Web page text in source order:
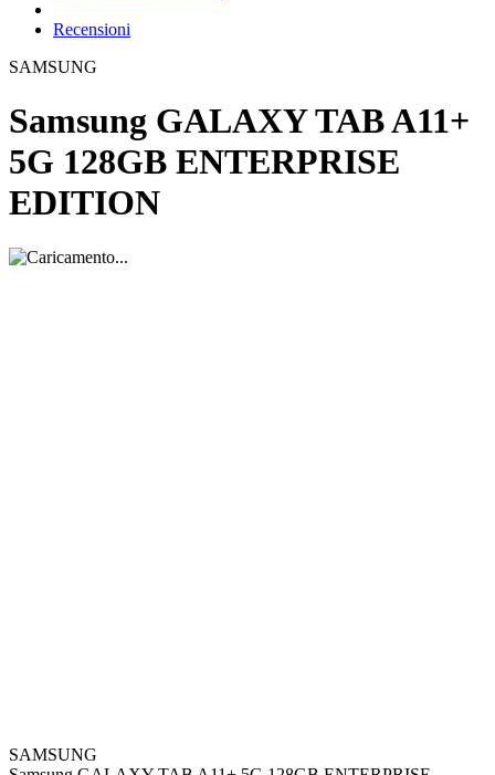
Recensioni
SAMSUNG
Samsung GALAXY TAB A11+
5G 128GB ENTERPRISE
EDITION
SAMSUNG